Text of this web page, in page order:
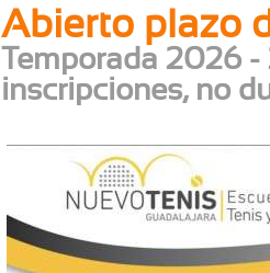
Abierto plazo
Temporada 2026
inscripciones, no